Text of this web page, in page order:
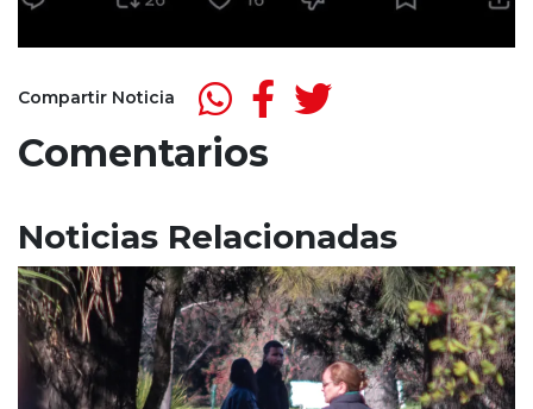
Compartir Noticia
Comentarios
Noticias Relacionadas